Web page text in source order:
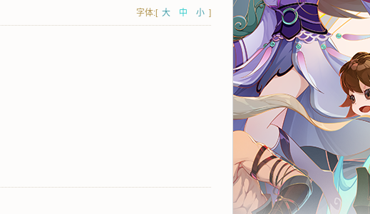
字体:[ 大 中 小 ]